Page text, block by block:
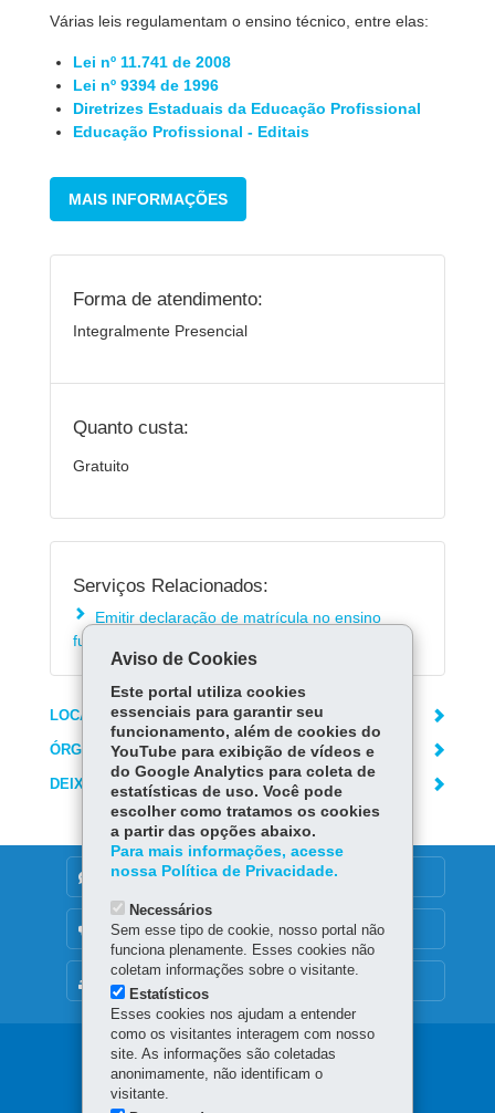
Várias leis regulamentam o ensino técnico, entre elas:
Lei nº 11.741 de 2008
Lei nº 9394 de 1996
Diretrizes Estaduais da Educação Profissional
Educação Profissional - Editais
MAIS INFORMAÇÕES
Forma de atendimento:
Integralmente Presencial
Quanto custa:
Gratuito
Serviços Relacionados:
Emitir declaração de matrícula no ensino
fundamental e médio
LOCAIS DE ATENDIMENTO
ÓRGÃO RESPONSÁVEL
DEIXE SUA OPINIÃO
DENUNCIE CORRUPÇÃO
OUVIDORIA
Navegação
principal
Aviso de Cookies
Este portal utiliza cookies
essenciais para garantir seu
funcionamento, além de cookies do
YouTube para exibição de vídeos e
do Google Analytics para coleta de
estatísticas de uso. Você pode
escolher como tratamos os cookies
a partir das opções abaixo.
Para mais informações, acesse
nossa Política de Privacidade.
Necessários
Sem esse tipo de cookie, nosso portal não
funciona plenamente. Esses cookies não
coletam informações sobre o visitante.
Estatísticos
Esses cookies nos ajudam a entender
como os visitantes interagem com nosso
site. As informações são coletadas
anonimamente, não identificam o
visitante.